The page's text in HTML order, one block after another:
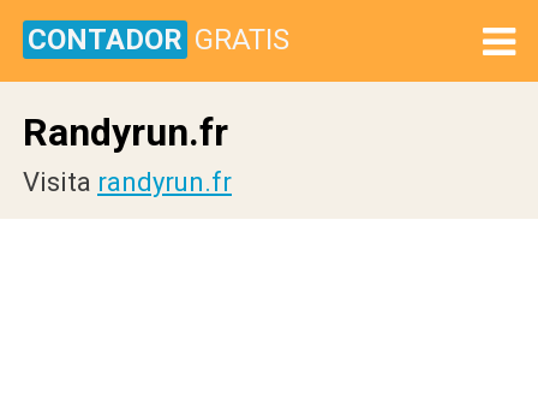
CONTADOR GRATIS
Randyrun.fr
Visita randyrun.fr